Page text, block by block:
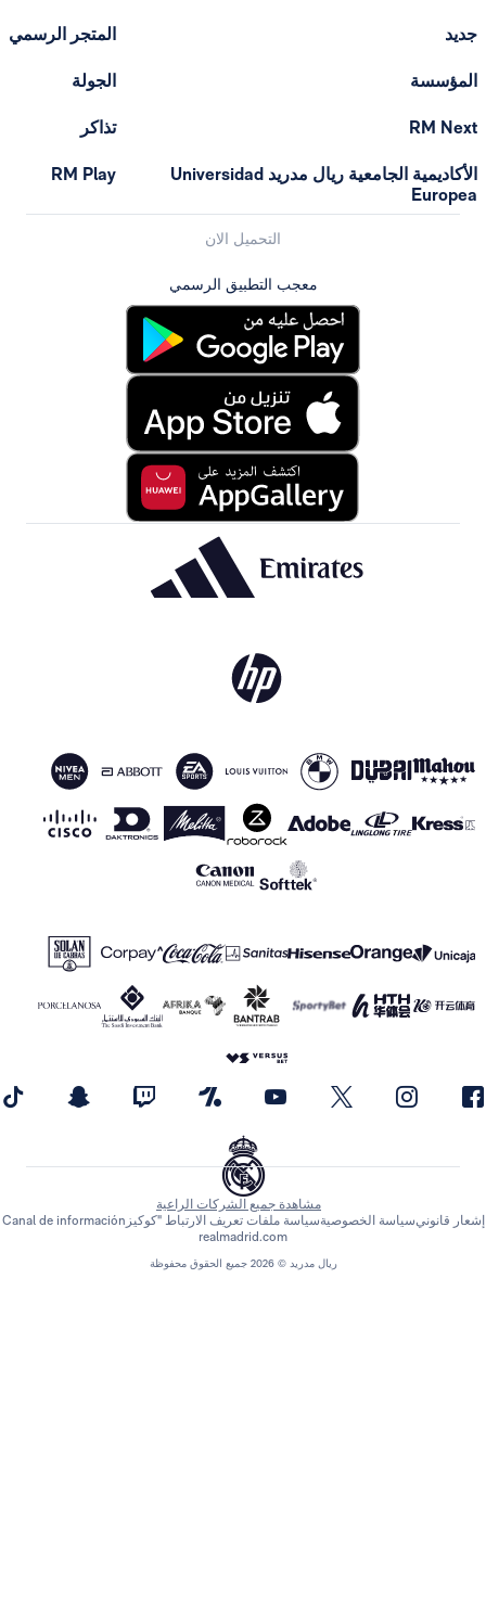
الأكاديمية الجامعية ريال مدريد Universidad
المتجر الرسمي
RM Play
معجب التطبيق الرسمي
مشاهدة جميع الشركات الراعية
الخصوصيةسياسة ملفات تعريف الارتباط "كوكيز Canal de información
realmadrid.com